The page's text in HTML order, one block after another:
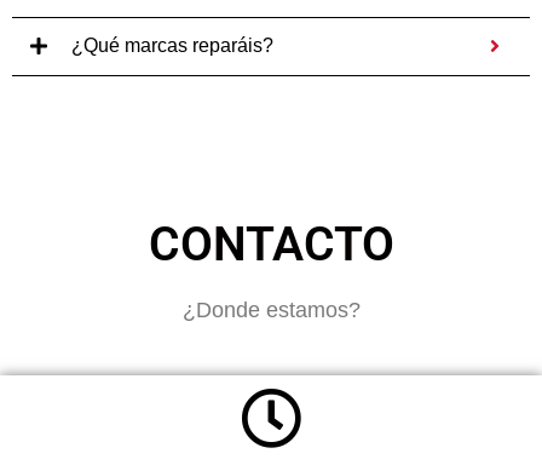
¿Qué marcas reparáis?
CONTACTO
¿Donde estamos?